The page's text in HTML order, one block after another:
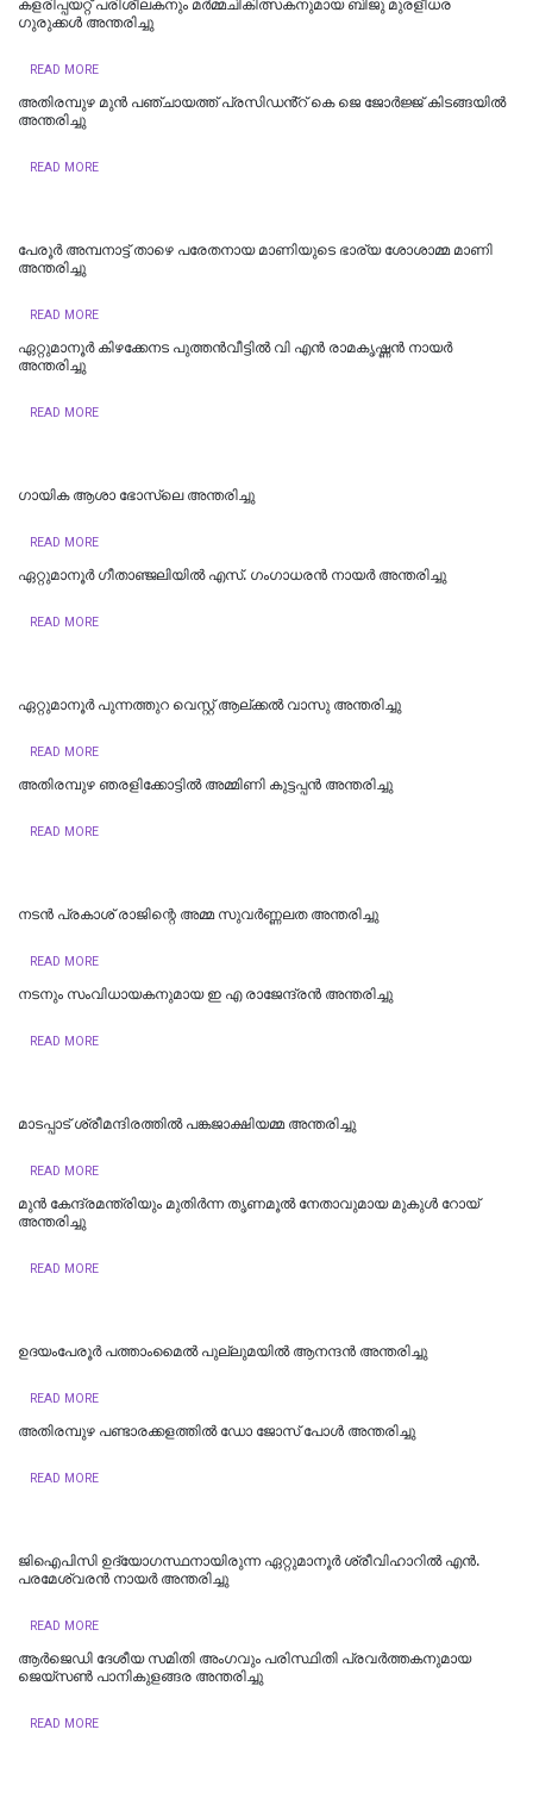
കളരിപ്പയറ്റ് പരിശീലകനും മർമ്മചികിത്സകനുമായ ബിജു മുരളീധര
ഗുരുക്കൾ അന്തരിച്ചു
READ MORE
അതിരമ്പുഴ മുൻ പഞ്ചായത്ത് പ്രസിഡൻ്റ് കെ ജെ ജോർജ്ജ് കിടങ്ങയിൽ
അന്തരിച്ചു
READ MORE
പേരൂർ അമ്പനാട്ട് താഴെ പരേതനായ മാണിയുടെ ഭാര്യ ശോശാമ്മ മാണി
അന്തരിച്ചു
READ MORE
ഏറ്റുമാനൂർ കിഴക്കേനട പുത്തൻവീട്ടിൽ വി എൻ രാമകൃഷ്ണൻ നായർ
അന്തരിച്ചു
READ MORE
ഗായിക ആശാ ഭോസ്‌ലെ അന്തരിച്ചു
READ MORE
ഏറ്റുമാനൂർ ഗീതാഞ്ജലിയിൽ എസ്. ഗംഗാധരൻ നായർ അന്തരിച്ചു
READ MORE
ഏറ്റുമാനൂര്‍ പുന്നത്തുറ വെസ്റ്റ് ആല്ക്കല്‍ വാസു അന്തരിച്ചു
READ MORE
അതിരമ്പുഴ ഞരളിക്കോട്ടിൽ അമ്മിണി കുട്ടപ്പന്‍ അന്തരിച്ചു
READ MORE
നടൻ പ്രകാശ് രാജിന്റെ അമ്മ സുവർണ്ണലത അന്തരിച്ചു
READ MORE
നടനും സംവിധായകനുമായ ഇ എ രാജേന്ദ്രന്‍ അന്തരിച്ചു
READ MORE
മാടപ്പാട് ശ്രീമന്ദിരത്തിൽ പങ്കജാക്ഷിയമ്മ അന്തരിച്ചു
READ MORE
മുൻ കേന്ദ്രമന്ത്രിയും മുതിർന്ന തൃണമൂൽ നേതാവുമായ മുകുൾ റോയ്
അന്തരിച്ചു
READ MORE
ഉദയംപേരൂർ പത്താംമൈൽ പുല്ലുമയിൽ ആനന്ദൻ അന്തരിച്ചു
READ MORE
അതിരമ്പുഴ പണ്ടാരക്കളത്തിൽ ഡോ ജോസ് പോൾ അന്തരിച്ചു
READ MORE
ജിഐപിസി ഉദ്യോഗസ്ഥനായിരുന്ന ഏറ്റുമാനൂർ ശ്രീവിഹാറിൽ എൻ.
പരമേശ്വരൻ നായർ അന്തരിച്ചു
READ MORE
ആര്‍ജെഡി ദേശീയ സമിതി അംഗവും പരിസ്ഥിതി പ്രവര്‍ത്തകനുമായ
ജെയ്‌സണ്‍ പാനികുളങ്ങര അന്തരിച്ചു
READ MORE